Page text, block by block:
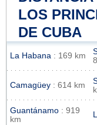
LOS
DE CUBA
La Habana : 169 km
Camagüey : 614 km
Guantánamo : 919
km